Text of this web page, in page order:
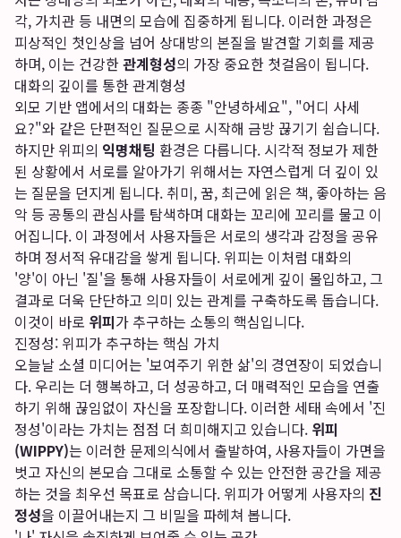
각, 가치관 등 내면의 모습에 집중하게 됩니다. 이러한 과정은
피상적인 첫인상을 넘어 상대방의 본질을 발견할 기회를 제공
하며, 이는 건강한관계형성의 가장 중요한 첫걸음이 됩니다.
대화의 깊이를 통한 관계형성
외모 기반 앱에서의 대화는 종종 "안녕하세요", "어디 사세
요?"와 같은 단편적인 질문으로 시작해 금방 끊기기 쉽습니다.
하지만 위피의 익명채팅 환경은 다릅니다. 시각적 정보가 제한
된 상황에서 서로를 알아가기 위해서는 자연스럽게 더 깊이 있
는 질문을 던지게 됩니다. 취미, 꿈, 최근에 읽은 책, 좋아하는 음
악 등 공통의 관심사를 탐색하며 대화는 꼬리에 꼬리를 물고 이
어집니다. 이 과정에서 사용자들은 서로의 생각과 감정을 공유
하며 정서적 유대감을 쌓게 됩니다. 위피는 이처럼 대화의
'양'이 아닌 '질'을 통해 사용자들이 서로에게 깊이 몰입하고, 그
결과로 더욱 단단하고 의미 있는 관계를 구축하도록 돕습니다.
이것이 바로 위피가 추구하는 소통의 핵심입니다.
진정성: 위피가 추구하는 핵심 가치
오늘날 소셜 미디어는 '보여주기 위한 삶'의 경연장이 되었습니
다. 우리는 더 행복하고, 더 성공하고, 더 매력적인 모습을 연출
하기 위해 끊임없이 자신을 포장합니다. 이러한 세태 속에서 '진
정성'이라는 가치는 점점 더 희미해지고 있습니다. 위피
(WIPPY)는 이러한 문제의식에서 출발하여, 사용자들이 가면을
벗고 자신의 본모습 그대로 소통할 수 있는 안전한 공간을 제공
하는 것을 최우선 목표로 삼습니다. 위피가 어떻게 사용자의 진
정성을 이끌어내는지 그 비밀을 파헤쳐 봅니다.